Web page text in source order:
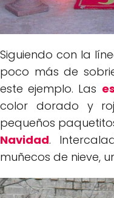
Siguiendo con la
poco más de
este ejemplo. Las
color dorado y
pequeños
Navidad.
muñecos de nieve,